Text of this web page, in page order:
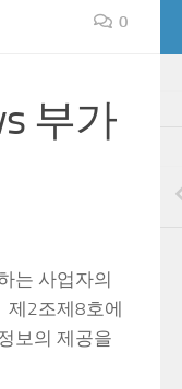
0
부가
는 사업자의
제2조제8호에
보의 제공을